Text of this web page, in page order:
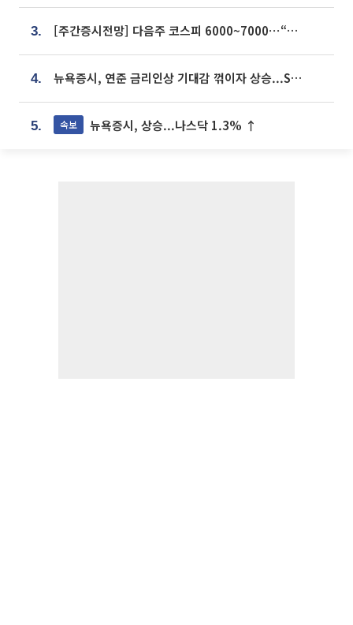
3. [주간증시전망] 다음주 코스피 6000~7000⋯“外人 수급은 정책이 변수”
4. 뉴욕증시, 연준 금리인상 기대감 꺾이자 상승...S&P500 사상 최고치 [종합]
5. 속보 뉴욕증시, 상승...나스닥 1.3% ↑